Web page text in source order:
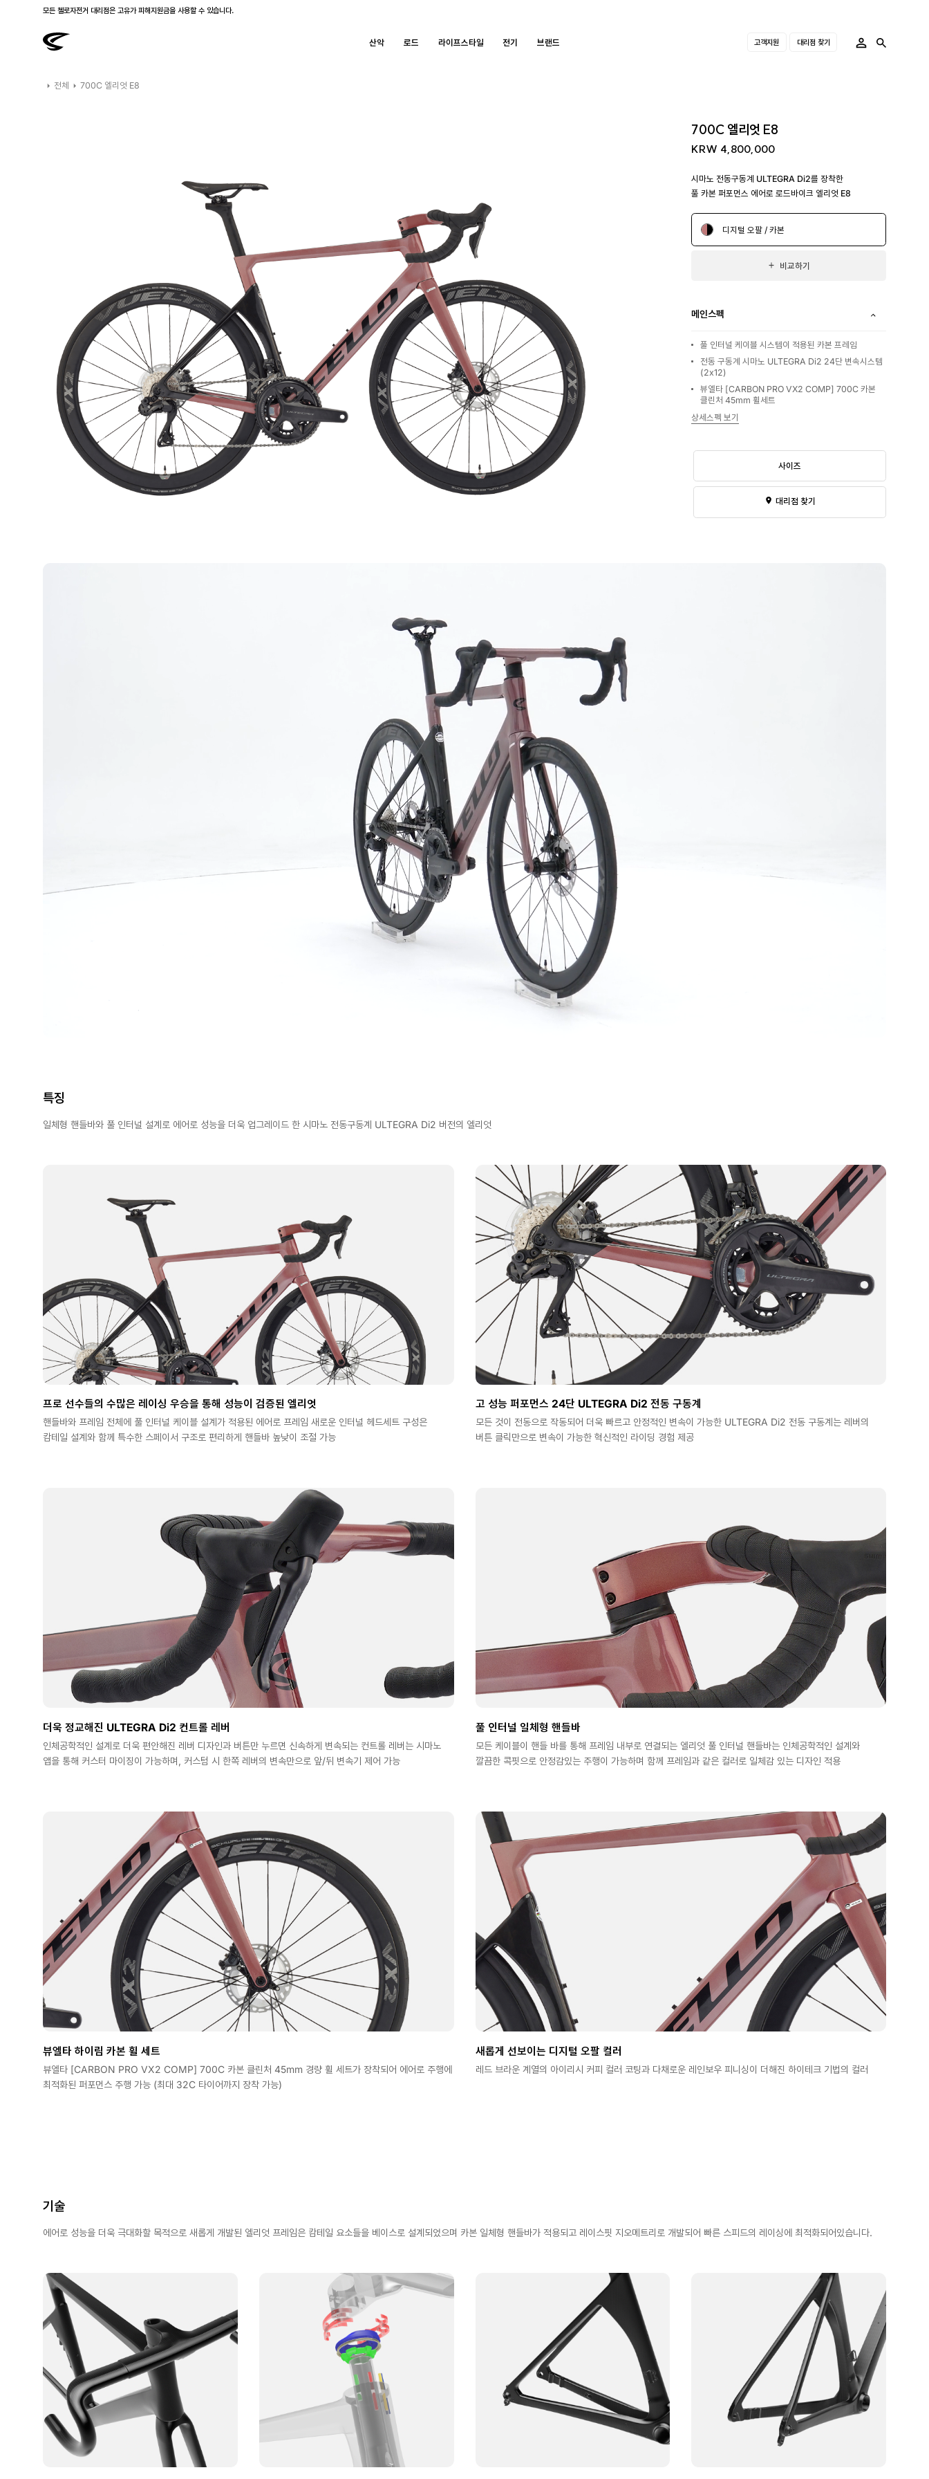
모든 첼로자전거 대리점은 고유가 피해지원금을 사용할 수 있습니다.
첼로 전 제품 삼성카드 / KB국민카드 12개월 무이자 할부 행사를 진행하고 있습니다.
산악 로드 라이프스타일 전기 브랜드 고객지원 대리점 찾기
전체 700C 엘리엇 E8
700C 엘리엇 E8
KRW 4,800,000
시마노 전동구동계 ULTEGRA Di2를 장착한
풀 카본 퍼포먼스 에어로 로드바이크 엘리엇 E8
디지털 오팔 / 카본
비교하기
메인스펙
풀 인터널 케이블 시스템이 적용된 카본 프레임
전동 구동계 시마노 ULTEGRA Di2 24단 변속시스템
(2x12)
뷰엘타 [CARBON PRO VX2 COMP] 700C 카본
클린처 45mm 휠세트
상세스펙 보기
사이즈
대리점 찾기
특징
일체형 핸들바와 풀 인터널 설계로 에어로 성능을 더욱 업그레이드 한 시마노 전동구동계 ULTEGRA Di2 버전의 엘리엇
프로 선수들의 수많은 레이싱 우승을 통해 성능이 검증된 엘리엇
핸들바와 프레임 전체에 풀 인터널 케이블 설계가 적용된 에어로 프레임 새로운 인터널 헤드세트 구성은
캄테일 설계와 함께 특수한 스페이서 구조로 편리하게 핸들바 높낮이 조절 가능
고 성능 퍼포먼스 24단 ULTEGRA Di2 전동 구동계
모든 것이 전동으로 작동되어 더욱 빠르고 안정적인 변속이 가능한 ULTEGRA Di2 전동 구동계는 레버의
버튼 클릭만으로 변속이 가능한 혁신적인 라이딩 경험 제공
더욱 정교해진 ULTEGRA Di2 컨트롤 레버
인체공학적인 설계로 더욱 편안해진 레버 디자인과 버튼만 누르면 신속하게 변속되는 컨트롤 레버는 시마노
앱을 통해 커스터 마이징이 가능하며, 커스텀 시 한쪽 레버의 변속만으로 앞/뒤 변속기 제어 가능
풀 인터널 일체형 핸들바
모든 케이블이 핸들 바를 통해 프레임 내부로 연결되는 엘리엇 풀 인터널 핸들바는 인체공학적인 설계와
깔끔한 콕핏으로 안정감있는 주행이 가능하며 함께 프레임과 같은 컬러로 일체감 있는 디자인 적용
뷰엘타 하이림 카본 휠 세트
뷰엘타 [CARBON PRO VX2 COMP] 700C 카본 클린처 45mm 경량 휠 세트가 장착되어 에어로 주행에
최적화된 퍼포먼스 주행 가능 (최대 32C 타이어까지 장착 가능)
새롭게 선보이는 디지털 오팔 컬러
레드 브라운 계열의 아이리시 커피 컬러 코팅과 다채로운 레인보우 피니싱이 더해진 하이테크 기법의 컬러
기술
에어로 성능을 더욱 극대화할 목적으로 새롭게 개발된 엘리엇 프레임은 캄테일 요소들을 베이스로 설계되었으며 카본 일체형 핸들바가 적용되고 레이스핏 지오메트리로 개발되어 빠른 스피드의 레이싱에 최적화되어있습니다.